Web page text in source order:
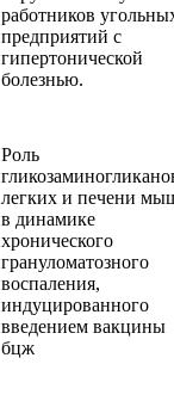
работников
предприятий с
гипертонической
болезнью.
Роль
легких и печени
в динамике
хронического
грануломатозного
воспаления,
индуцированного
введением вакцины
бцж